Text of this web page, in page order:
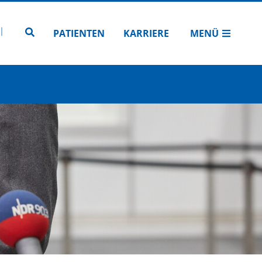
Zur Seitensuche
PATIENTEN KARRIERE MENÜ